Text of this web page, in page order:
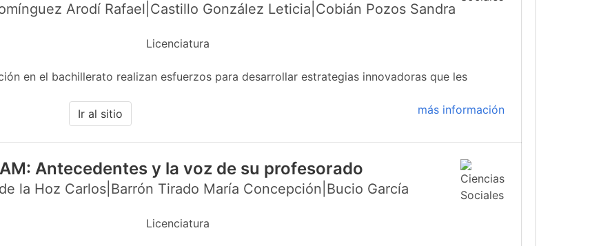
Arodí Rafael|Castillo González Leticia|Cobián Pozos Sandra
Licenciatura
en el bachillerato realizan esfuerzos para desarrollar estrategias innovadoras que les
más información
Ir al sitio
Antecedentes y la voz de su profesorado
la Hoz Carlos|Barrón Tirado María Concepción|Bucio García
Licenciatura